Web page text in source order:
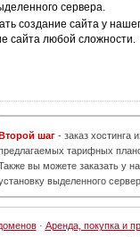
сервера.
создание сайта у
сайта любой сложности.
шаг - заказ хостинга
тарифных
вы можете заказать у
выделенного
· Аренда, покупка и